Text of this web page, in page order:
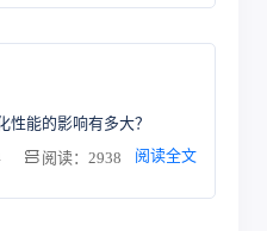
性能的影响有多大？
阅读：2938 阅读全文